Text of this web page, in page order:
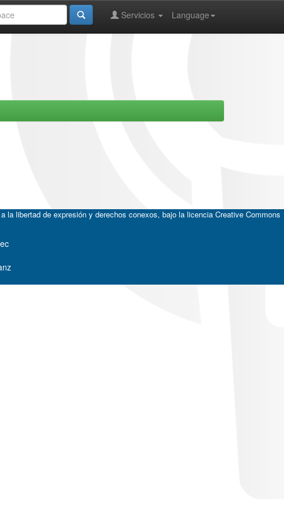
Language
Servicios
la libertad de expresión y derechos conexos, bajo la licencia Creative Commons